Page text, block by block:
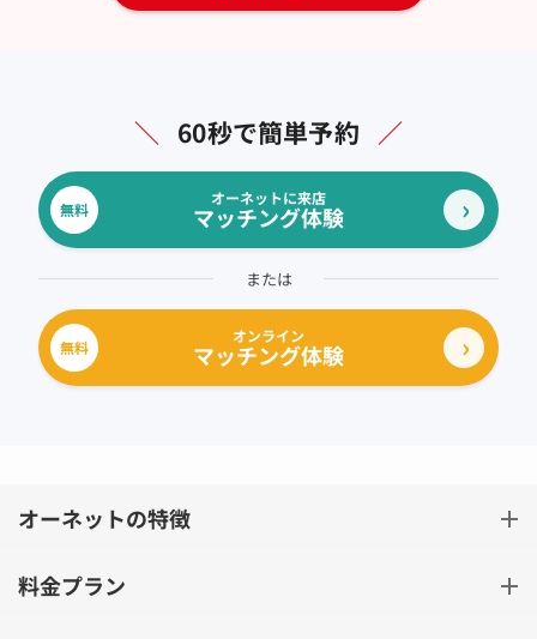
＼ 60秒で簡単予約 ／
無料
オーネットに来店
マッチング体験
または
無料
オンライン
マッチング体験
オーネットの特徴
料金プラン